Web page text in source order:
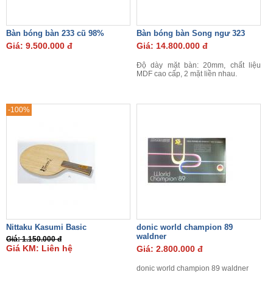
Bàn bóng bàn 233 cũ 98%
Giá: 9.500.000 đ
Bàn bóng bàn Song ngư 323
Giá: 14.800.000 đ
Độ dày mặt bàn: 20mm, chất liệu
MDF cao cấp, 2 mặt liền nhau.
-100%
Nittaku Kasumi Basic
Giá: 1.150.000 đ
Giá KM: Liên hệ
donic world champion 89
waldner
Giá: 2.800.000 đ
donic world champion 89 waldner